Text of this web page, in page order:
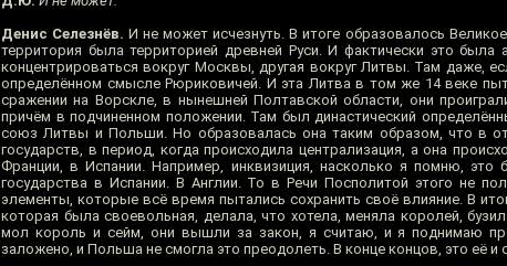
Денис Селезнёв. И не может исчезнуть. В итоге образовалось
территория была территорией древней Руси. И фактически это была
концентрироваться вокруг Москвы, другая вокруг Литвы. Там даже,
определённом смысле Рюриковичей. И эта Литва в том же 14 веке
сражении на Ворскле, в нынешней Полтавской области, они
причём в подчиненном положении. Там был династический
союз Литвы и Польши. Но образовалась она таким образом, что в
государств, в период, когда происходила централизация, а она
Франции, в Испании. Например, инквизиция, насколько я помню, это
государства в Испании. В Англии. То в Речи Посполитой этого не
элементы, которые всё время пытались сохранить своё влияние. В
которая была своевольная, делала, что хотела, меняла королей,
мол король и сейм, они вышли за закон, я считаю, и я поднимаю
заложено, и Польша не смогла это преодолеть. В конце концов, это её и